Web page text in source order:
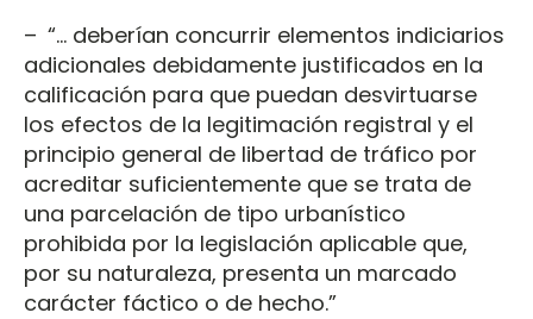
– “... deberían concurrir elementos indiciarios
adicionales debidamente justificados en la
calificación para que puedan desvirtuarse
los efectos de la legitimación registral y el
principio general de libertad de tráfico por
acreditar suficientemente que se trata de
una parcelación de tipo urbanístico
prohibida por la legislación aplicable que,
por su naturaleza, presenta un marcado
carácter fáctico o de hecho.”